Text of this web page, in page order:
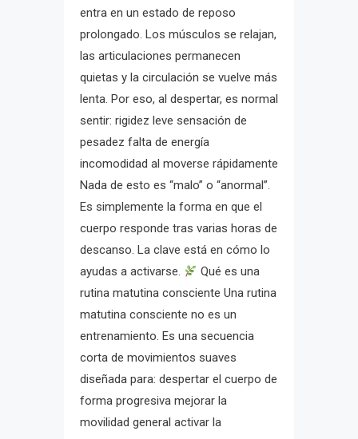
entra en un estado de reposo
prolongado. Los músculos se relajan,
las articulaciones permanecen
quietas y la circulación se vuelve más
lenta. Por eso, al despertar, es normal
sentir: rigidez leve sensación de
pesadez falta de energía
incomodidad al moverse rápidamente
Nada de esto es “malo” o “anormal”.
Es simplemente la forma en que el
cuerpo responde tras varias horas de
descanso. La clave está en cómo lo
ayudas a activarse.
Qué es una
rutina matutina consciente Una rutina
matutina consciente no es un
entrenamiento. Es una secuencia
corta de movimientos suaves
diseñada para: despertar el cuerpo de
forma progresiva mejorar la
movilidad general activar la